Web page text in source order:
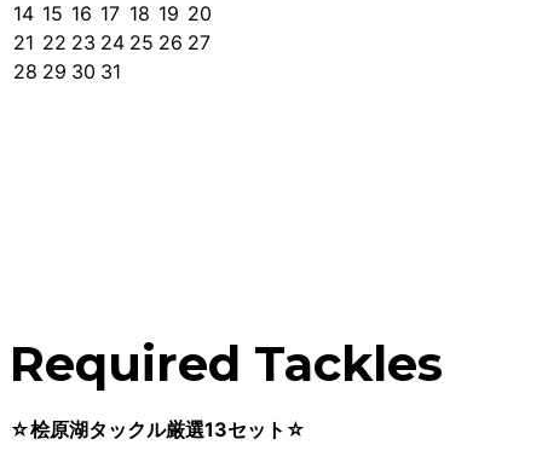
14 15 16 17 18 19 20
21 22 23 24 25 26 27
28 29 30 31
Required Tackles
☆桧原湖タックル厳選13セット☆